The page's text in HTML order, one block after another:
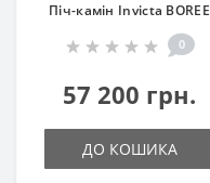
Піч-камін Invicta BOREE
0
57 200 грн.
ДО КОШИКА